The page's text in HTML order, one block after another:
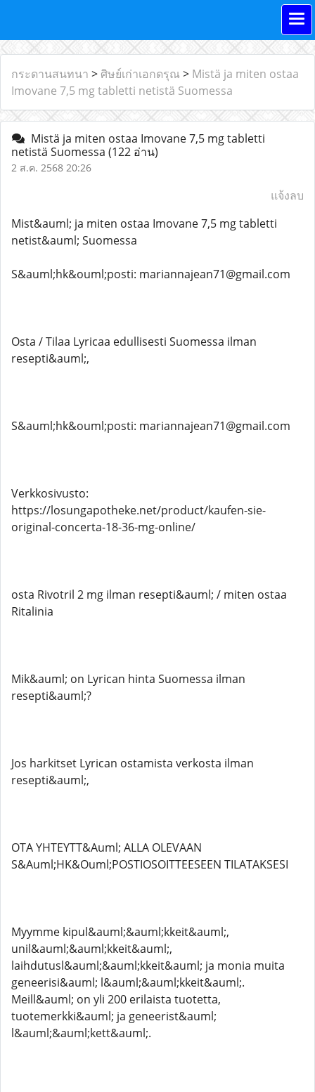
กระดานสนทนา > ศิษย์เก่าเอกดรุณ > Mistä ja miten ostaa
Imovane 7,5 mg tabletti netistä Suomessa
Mistä ja miten ostaa Imovane 7,5 mg tabletti
netistä Suomessa (122 อ่าน)
2 ส.ค. 2568 20:26
แจ้งลบ
Mist&auml; ja miten ostaa Imovane 7,5 mg tabletti
netist&auml; Suomessa
S&auml;hk&ouml;posti: mariannajean71@gmail.com
Osta / Tilaa Lyricaa edullisesti Suomessa ilman
resepti&auml;,
S&auml;hk&ouml;posti: mariannajean71@gmail.com
Verkkosivusto:
https://losungapotheke.net/product/kaufen-sie-
original-concerta-18-36-mg-online/
osta Rivotril 2 mg ilman resepti&auml; / miten ostaa
Ritalinia
Mik&auml; on Lyrican hinta Suomessa ilman
resepti&auml;?
Jos harkitset Lyrican ostamista verkosta ilman
resepti&auml;,
OTA YHTEYTT&Auml; ALLA OLEVAAN
S&Auml;HK&Ouml;POSTIOSOITTEESEEN TILATAKSESI
Myymme kipul&auml;&auml;kkeit&auml;,
unil&auml;&auml;kkeit&auml;,
laihdutusl&auml;&auml;kkeit&auml; ja monia muita
geneerisi&auml; l&auml;&auml;kkeit&auml;.
Meill&auml; on yli 200 erilaista tuotetta,
tuotemerkki&auml; ja geneerist&auml;
l&auml;&auml;kett&auml;.